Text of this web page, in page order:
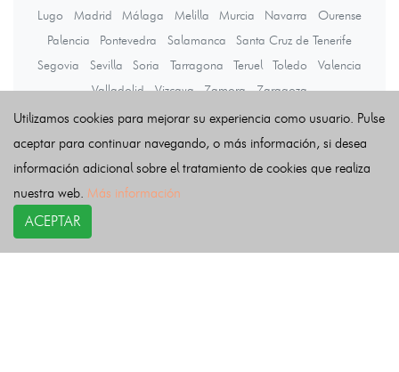
Lugo
Madrid Málaga Melilla Murcia Navarra
Ourense
Palencia
Pontevedra Salamanca
Santa Cruz de Tenerife
Segovia
Sevilla Soria Tarragona Teruel Toledo
Valencia
Valladolid
Vizcaya Zamora Zaragoza
Últimas noticias
Utilizamos cookies para mejorar su experiencia como usuario. Pulse
aceptar para continuar navegando, o más información, si desea
información adicional sobre el tratamiento de cookies que realiza
nuestra web. Más información
ACEPTAR